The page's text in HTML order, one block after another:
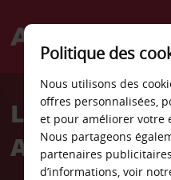
Welcome
AvisLocation de
Aéroport de
Politique des
Nous utilisons des
offres personnalisées,
et pour améliorer votre
Nous partageons
partenaires
d’informations, voir